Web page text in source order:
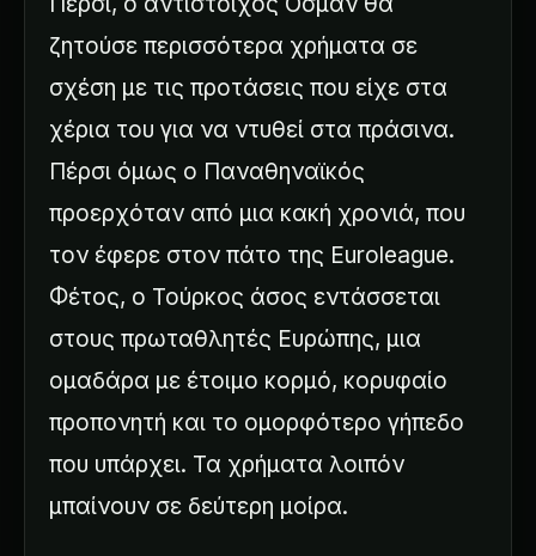
ζητούσε περισσότερα χρήματα σε
σχέση με τις προτάσεις που είχε στα
χέρια του για να ντυθεί στα πράσινα.
Πέρσι όμως ο Παναθηναϊκός
προερχόταν από μια κακή χρονιά, που
τον έφερε στον πάτο της Euroleague.
Φέτος, ο Τούρκος άσος εντάσσεται
στους πρωταθλητές Ευρώπης, μια
ομαδάρα με έτοιμο κορμό, κορυφαίο
προπονητή και το ομορφότερο γήπεδο
που υπάρχει. Τα χρήματα λοιπόν
μπαίνουν σε δεύτερη μοίρα.